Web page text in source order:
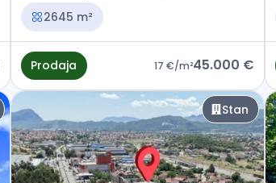
2645 m²
Prodaja 17 €/m²45.000 €
Stan